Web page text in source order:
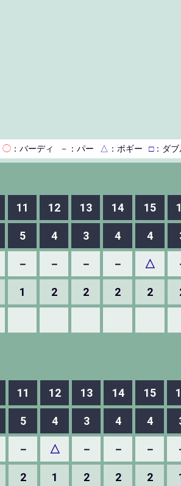
◯ ：バーディ － ：パー △ ：ボギー □：ダブ
11 12 13 14 15
5 4 3 4 4
－ － － － △
1 2 2 2 2
11 12 13 14 15
5 4 3 4 4
－ △ － － －
2 1 2 2 2